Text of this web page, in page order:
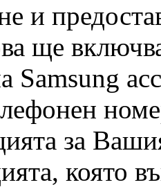
и
ще
Samsung
за
която